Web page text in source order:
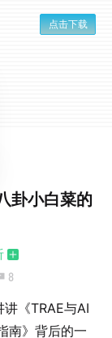
点击下载
卦小白菜的
8
《TRAE与AI
南》背后的一